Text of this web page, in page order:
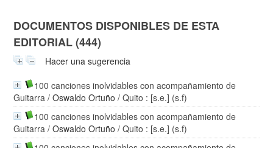
DOCUMENTOS DISPONIBLES DE ESTA
EDITORIAL (444)
Hacer una sugerencia
100 canciones inolvidables con acompañamiento de
Guitarra /Oswaldo Ortuño / Quito : [s.e.] (s.f)
100 canciones inolvidables con acompañamiento de
Guitarra /Oswaldo Ortuño / Quito : [s.e.] (s.f)